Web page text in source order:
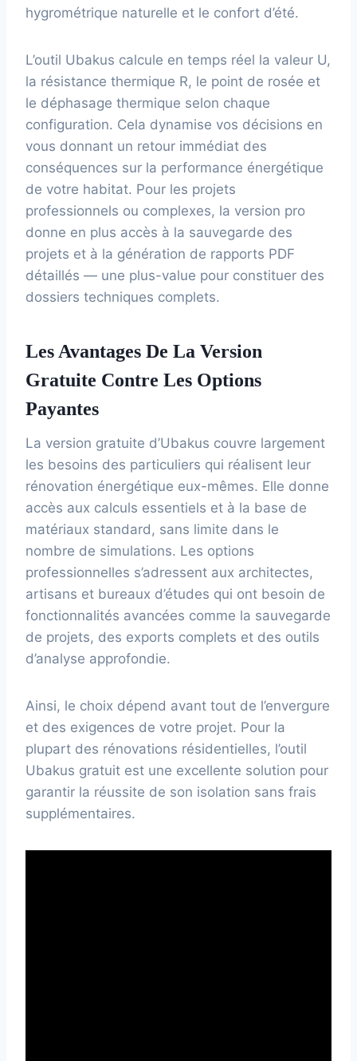
hygrométrique naturelle et le confort d’été.
L’outil Ubakus calcule en temps réel la valeur U,
la résistance thermique R, le point de rosée et
le déphasage thermique selon chaque
configuration. Cela dynamise vos décisions en
vous donnant un retour immédiat des
conséquences sur la performance énergétique
de votre habitat. Pour les projets
professionnels ou complexes, la version pro
donne en plus accès à la sauvegarde des
projets et à la génération de rapports PDF
détaillés — une plus-value pour constituer des
dossiers techniques complets.
Les Avantages De La Version
Gratuite Contre Les Options
Payantes
La version gratuite d’Ubakus couvre largement
les besoins des particuliers qui réalisent leur
rénovation énergétique eux-mêmes. Elle donne
accès aux calculs essentiels et à la base de
matériaux standard, sans limite dans le
nombre de simulations. Les options
professionnelles s’adressent aux architectes,
artisans et bureaux d’études qui ont besoin de
fonctionnalités avancées comme la sauvegarde
de projets, des exports complets et des outils
d’analyse approfondie.
Ainsi, le choix dépend avant tout de l’envergure
et des exigences de votre projet. Pour la
plupart des rénovations résidentielles, l’outil
Ubakus gratuit est une excellente solution pour
garantir la réussite de son isolation sans frais
supplémentaires.